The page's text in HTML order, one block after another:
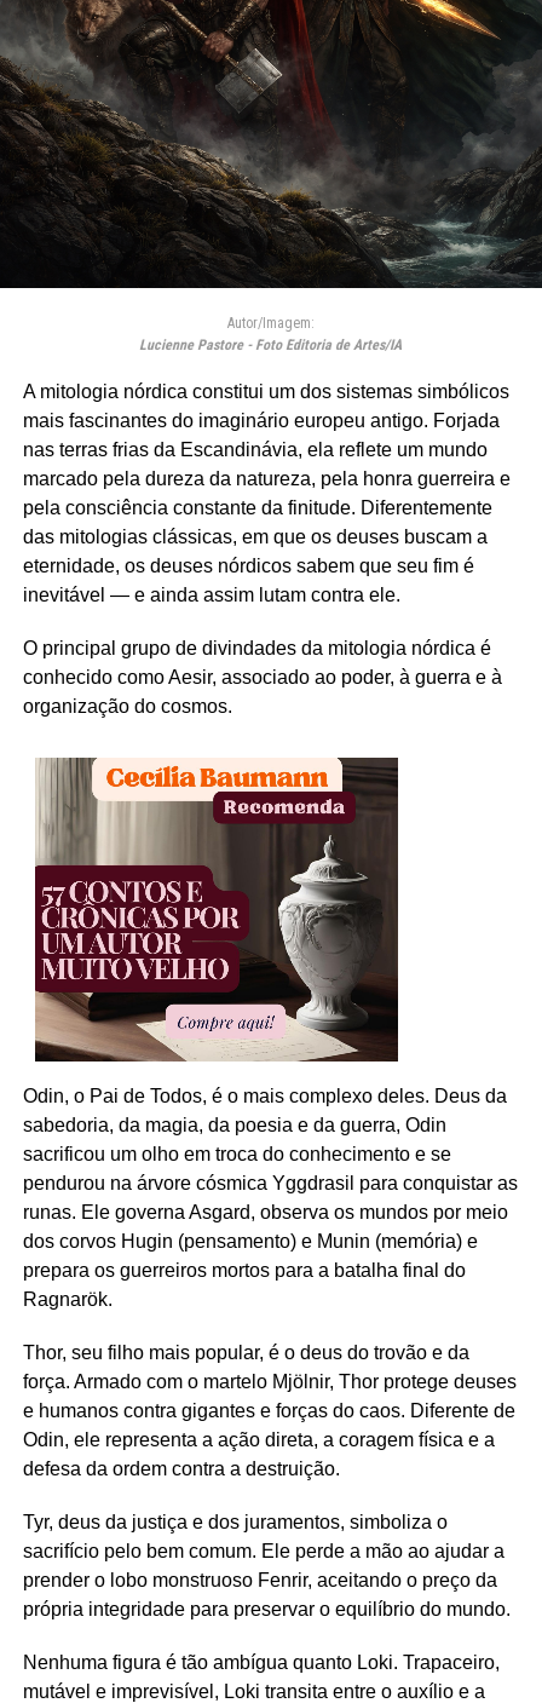
Autor/Imagem:
Lucienne Pastore - Foto Editoria de Artes/IA
A mitologia nórdica constitui um dos sistemas simbólicos
mais fascinantes do imaginário europeu antigo. Forjada
nas terras frias da Escandinávia, ela reflete um mundo
marcado pela dureza da natureza, pela honra guerreira e
pela consciência constante da finitude. Diferentemente
das mitologias clássicas, em que os deuses buscam a
eternidade, os deuses nórdicos sabem que seu fim é
inevitável — e ainda assim lutam contra ele.
O principal grupo de divindades da mitologia nórdica é
conhecido como Aesir, associado ao poder, à guerra e à
organização do cosmos.
Odin, o Pai de Todos, é o mais complexo deles. Deus da
sabedoria, da magia, da poesia e da guerra, Odin
sacrificou um olho em troca do conhecimento e se
pendurou na árvore cósmica Yggdrasil para conquistar as
runas. Ele governa Asgard, observa os mundos por meio
dos corvos Hugin (pensamento) e Munin (memória) e
prepara os guerreiros mortos para a batalha final do
Ragnarök.
Thor, seu filho mais popular, é o deus do trovão e da
força. Armado com o martelo Mjölnir, Thor protege deuses
e humanos contra gigantes e forças do caos. Diferente de
Odin, ele representa a ação direta, a coragem física e a
defesa da ordem contra a destruição.
Tyr, deus da justiça e dos juramentos, simboliza o
sacrifício pelo bem comum. Ele perde a mão ao ajudar a
prender o lobo monstruoso Fenrir, aceitando o preço da
própria integridade para preservar o equilíbrio do mundo.
Nenhuma figura é tão ambígua quanto Loki. Trapaceiro,
mutável e imprevisível, Loki transita entre o auxílio e a